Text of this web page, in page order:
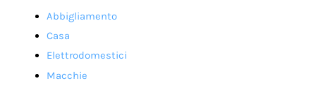
Abbigliamento
Casa
Elettrodomestici
Macchie